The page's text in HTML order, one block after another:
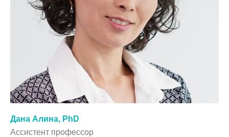
Дана Алина, PhD
Ассистент профессор